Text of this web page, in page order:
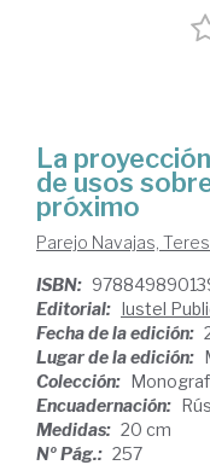
La
de usos
próximo
Parejo Navajas,
ISBN:
Editorial: Iustel
Fecha de la edición:
Lugar de la edición:
Colección:
Encuadernación:
Medidas: 20 cm
Nº Pág.: 257